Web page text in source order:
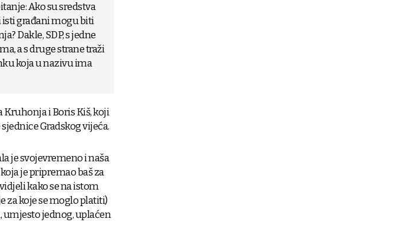
Ako su sredstva
isti građani mogu biti
Dakle, SDP, s jedne
a s druge strane traži
koja u nazivu ima
i Boris Kiš, koji
Gradskog vijeća.
je svojevremeno i naša
je pripremao baš za
kako se na istom
za koje se moglo platiti)
umjesto jednog, uplaćen